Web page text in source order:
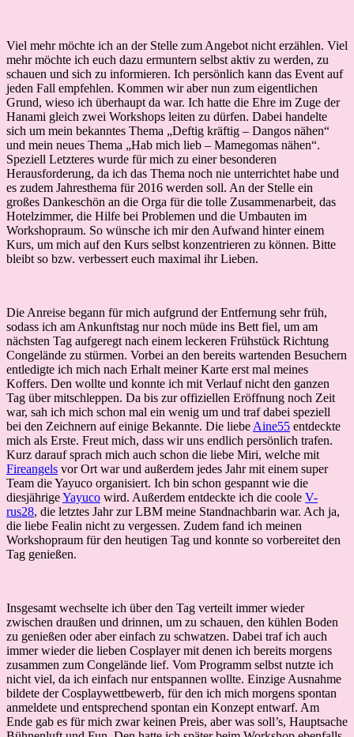
Viel mehr möchte ich an der Stelle zum Angebot nicht erzählen. Viel
mehr möchte ich euch dazu ermuntern selbst aktiv zu werden, zu
schauen und sich zu informieren. Ich persönlich kann das Event auf
jeden Fall empfehlen. Kommen wir aber nun zum eigentlichen
Grund, wieso ich überhaupt da war. Ich hatte die Ehre im Zuge der
Hanami gleich zwei Workshops leiten zu dürfen. Dabei handelte
sich um mein bekanntes Thema „Deftig kräftig – Dangos nähen“
und mein neues Thema „Hab mich lieb – Mamegomas nähen“.
Speziell Letzteres wurde für mich zu einer besonderen
Herausforderung, da ich das Thema noch nie unterrichtet habe und
es zudem Jahresthema für 2016 werden soll. An der Stelle ein
großes Dankeschön an die Orga für die tolle Zusammenarbeit, das
Hotelzimmer, die Hilfe bei Problemen und die Umbauten im
Workshopraum. So wünsche ich mir den Aufwand hinter einem
Kurs, um mich auf den Kurs selbst konzentrieren zu können. Bitte
bleibt so bzw. verbessert euch maximal ihr Lieben.
Die Anreise begann für mich aufgrund der Entfernung sehr früh,
sodass ich am Ankunftstag nur noch müde ins Bett fiel, um am
nächsten Tag aufgeregt nach einem leckeren Frühstück Richtung
Congelände zu stürmen. Vorbei an den bereits wartenden Besuchern
entledigte ich mich nach Erhalt meiner Karte erst mal meines
Koffers. Den wollte und konnte ich mit Verlauf nicht den ganzen
Tag über mitschleppen. Da bis zur offiziellen Eröffnung noch Zeit
war, sah ich mich schon mal ein wenig um und traf dabei speziell
bei den Zeichnern auf einige Bekannte. Die liebe Aine55 entdeckte
mich als Erste. Freut mich, dass wir uns endlich persönlich trafen.
Kurz darauf sprach mich auch schon die liebe Miri, welche mit
Fireangels vor Ort war und außerdem jedes Jahr mit einem super
Team die Yayuco organisiert. Ich bin schon gespannt wie die
diesjährigeYayuco wird. Außerdem entdeckte ich die coole V-
rus28, die letztes Jahr zur LBM meine Standnachbarin war. Ach ja,
die liebe Fealin nicht zu vergessen. Zudem fand ich meinen
Workshopraum für den heutigen Tag und konnte so vorbereitet den
Tag genießen.
Insgesamt wechselte ich über den Tag verteilt immer wieder
zwischen draußen und drinnen, um zu schauen, den kühlen Boden
zu genießen oder aber einfach zu schwatzen. Dabei traf ich auch
immer wieder die lieben Cosplayer mit denen ich bereits morgens
zusammen zum Congelände lief. Vom Programm selbst nutzte ich
nicht viel, da ich einfach nur entspannen wollte. Einzige Ausnahme
bildete der Cosplaywettbewerb, für den ich mich morgens spontan
anmeldete und entsprechend spontan ein Konzept entwarf. Am
Ende gab es für mich zwar keinen Preis, aber was soll’s, Hauptsache